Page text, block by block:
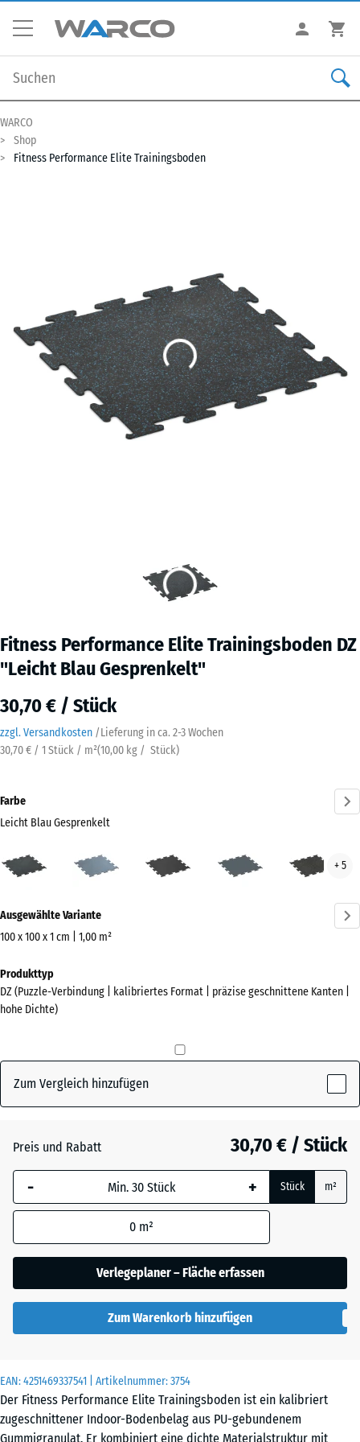
WARCO
Shop
Fitness Performance Elite Trainingsboden
Fitness Performance Elite Trainingsboden DZ
"Leicht Blau Gesprenkelt"
30,70 € / Stück
zzgl. Versandkosten /Lieferung in ca. 2-3 Wochen
30,70 € / 1 Stück / m²(10,00 kg / Stück)
EAN:4251469337541 | Artikelnummer:3754
Der Fitness Performance Elite Trainingsboden ist ein kalibriert
zugeschnittener Indoor-Bodenbelag aus PU-gebundenem
Gummigranulat. Er kombiniert eine dichte Materialstruktur mit
Farbe
Leicht Blau Gesprenkelt
(active)
Gelb
+ 5
Informationen
zu
Farben?
Farbpalette
Leicht Blau
Gesprenkelt(active)
Altsilber + 1,70 €
Farngrün + 1,70 €
Gesprenkelt
Leicht Grau
Gesprenkelt
Ausgewählte Variante
100 x 100 x 1 cm | 1,00 m²
Abmessungen
für
den
x
1060
Die gewählte, blau
umrandete
Abmessung wird
Produktdaten nicht
anders angegeben)
für die
Bedarfsberechnung
x
100
x 1
cm
Produkttyp
DZ (Puzzle-Verbindung | kalibriertes Format | präzise geschnittene Kanten |
hohe Dichte)
Zum Vergleich hinzufügen
Preis und Rabatt 30,70 € / Stück
- + Stück m²
0 m²
Verlegeplaner – Fläche erfassen
Zum Warenkorb hinzufügen